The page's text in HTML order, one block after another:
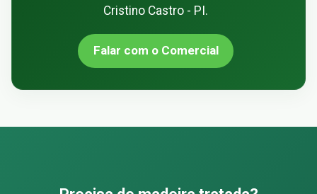
Cristino Castro - PI.
Falar com o Comercial